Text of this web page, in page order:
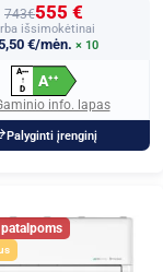
743€555 €
išsimokėtinai
€/mėn. × 10
A+++
↑
D
A++
info. lapas
Palyginti įrenginį